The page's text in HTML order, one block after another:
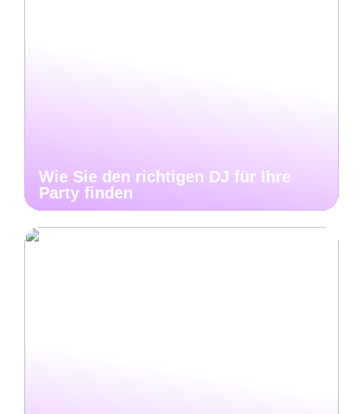
Wie Sie den richtigen DJ für Ihre
Party finden